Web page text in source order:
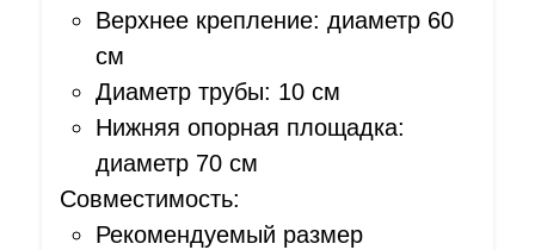
Верхнее крепление: диаметр 60
см
Диаметр трубы: 10 см
Нижняя опорная площадка:
диаметр 70 см
Совместимость:
Рекомендуемый размер